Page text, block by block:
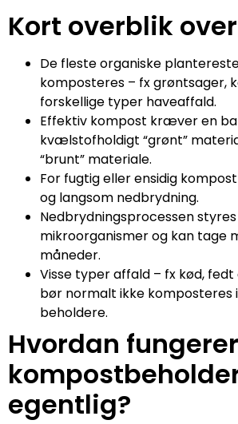
Kort overblik
De fleste organiske
komposteres – fx grøntsager,
forskellige typer haveaffald.
Effektiv kompost kræver en
kvælstofholdigt “grønt”
“brunt” materiale.
For fugtig eller ensidig
og langsom nedbrydning.
Nedbrydningsprocessen
mikroorganismer og kan tage
måneder.
Visse typer affald – fx kød,
bør normalt ikke komposteres
beholdere.
Hvordan
egentlig?